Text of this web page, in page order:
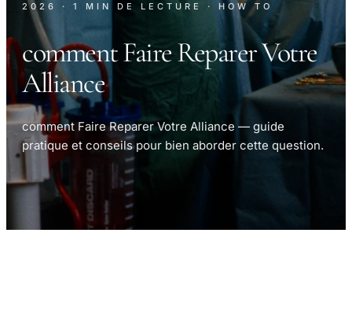
2026
· 1 MIN DE LECTURE · HOW TO
comment Faire Reparer Votre
Alliance
comment Faire Reparer Votre Alliance — guide
pratique et conseils pour bien aborder cette question.